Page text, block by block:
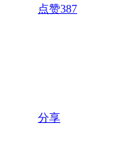
点赞387
分享